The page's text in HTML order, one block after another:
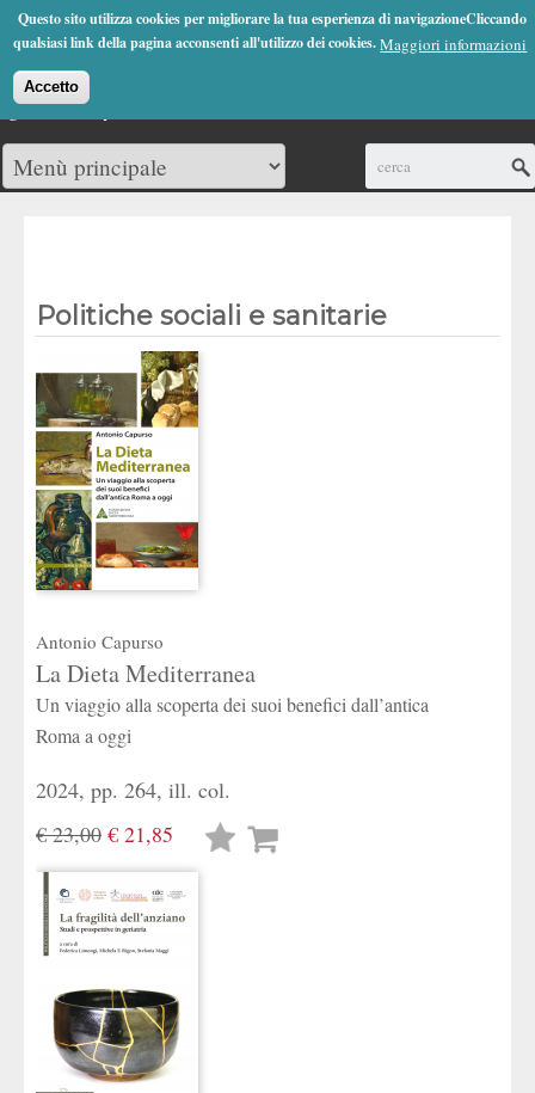
Questo sito utilizza cookies per migliorare la tua esperienza di navigazioneCliccando
qualsiasi link della pagina acconsenti all'utilizzo dei cookies.Maggiori informazioni
Accetto
Jump to Navigation
(0)
Politiche sociali e sanitarie
Antonio Capurso
La Dieta Mediterranea
Un viaggio alla scoperta dei suoi benefici dall’antica
Roma a oggi
2024, pp. 264, ill. col.
€ 23,00 € 21,85
Lista